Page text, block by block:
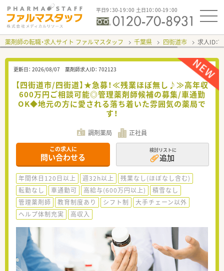
平日9：30-19：00 土日10：00-19：00
薬剤師の転職・求人サイト ファルマスタッフ 千葉県 四街道市 求人ID：
更新日： 2026/08/07 薬剤師求人ID： 702123
【四街道市/四街道】★急募！≪残業ほぼ無し♪≫高年収
600万円ご相談可能◎管理薬剤師候補の募集/車通勤
OK◆地元の方に愛される落ち着いた雰囲気の薬局で
す！
調剤薬局 正社員
この求人に
問い合わせる
検討リストに
追加
年間休日120日以上 週32h以上
残業なし(ほぼなし含む)
転勤なし
車通勤可 高給与(600万円以上)
積雪なし
管理薬剤師
教育制度あり シフト制
大手チェーン以外
ヘルプ体制充実
高収入